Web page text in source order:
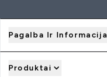
Pagalba Ir Informacija
Produktai